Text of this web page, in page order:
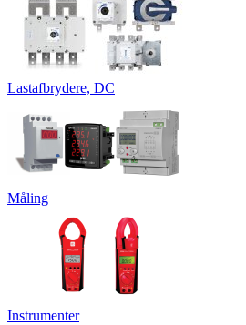
Lastafbrydere, DC
Måling
Instrumenter